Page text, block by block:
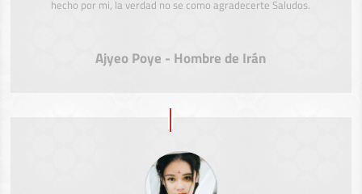
hecho por mi, la verdad no se como agradecerte Saludos.
Ajyeo Poye - Hombre de Irán